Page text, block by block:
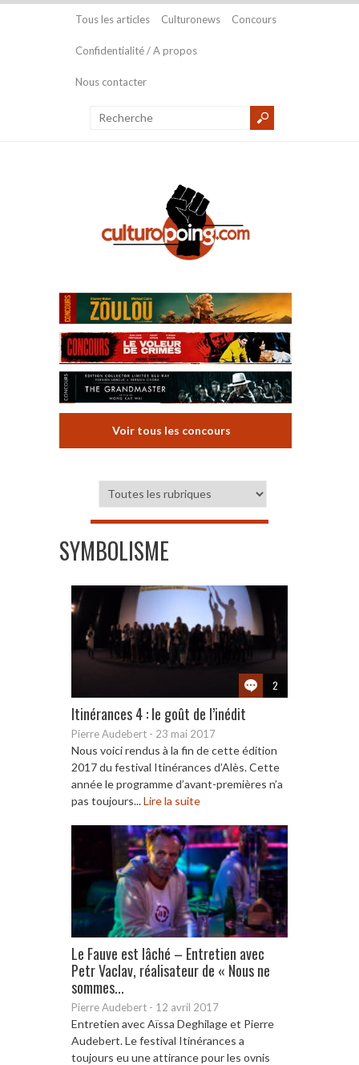
Tous les articles Culturonews Concours
Confidentialité / A propos
Nous contacter
Voir tous les concours
SYMBOLISME
2
Itinérances 4 : le goût de l’inédit
Pierre Audebert - 23 mai 2017
Nous voici rendus à la fin de cette édition
2017 du festival Itinérances d’Alès. Cette
année le programme d’avant-premières n’a
pas toujours...Lire la suite
Le Fauve est lâché – Entretien avec
Petr Vaclav, réalisateur de « Nous ne
sommes...
Pierre Audebert - 12 avril 2017
Entretien avec Aïssa Deghilage et Pierre
Audebert. Le festival Itinérances a
toujours eu une attirance pour les ovnis